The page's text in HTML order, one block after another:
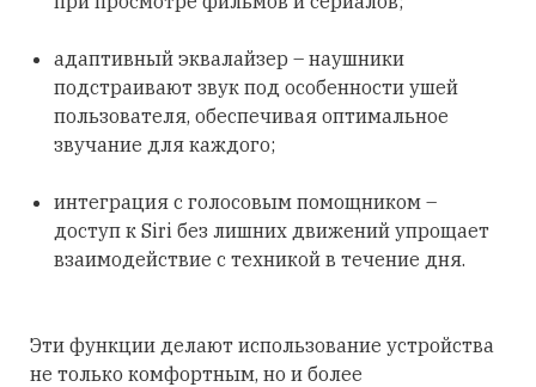
адаптивный эквалайзер – наушники
подстраивают звук под особенности ушей
пользователя, обеспечивая оптимальное
звучание для каждого;
интеграция с голосовым помощником –
доступ к Siri без лишних движений упрощает
взаимодействие с техникой в течение дня.
Эти функции делают использование устройства
не только комфортным, но и более